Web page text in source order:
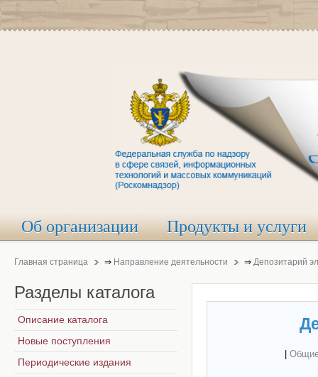
Об организации Продукты и услуги
Главная страница ⇒ Направление деятельности ⇒ Депозитарий
Разделы каталога
Описание каталога
Новые поступления
Периодические издания